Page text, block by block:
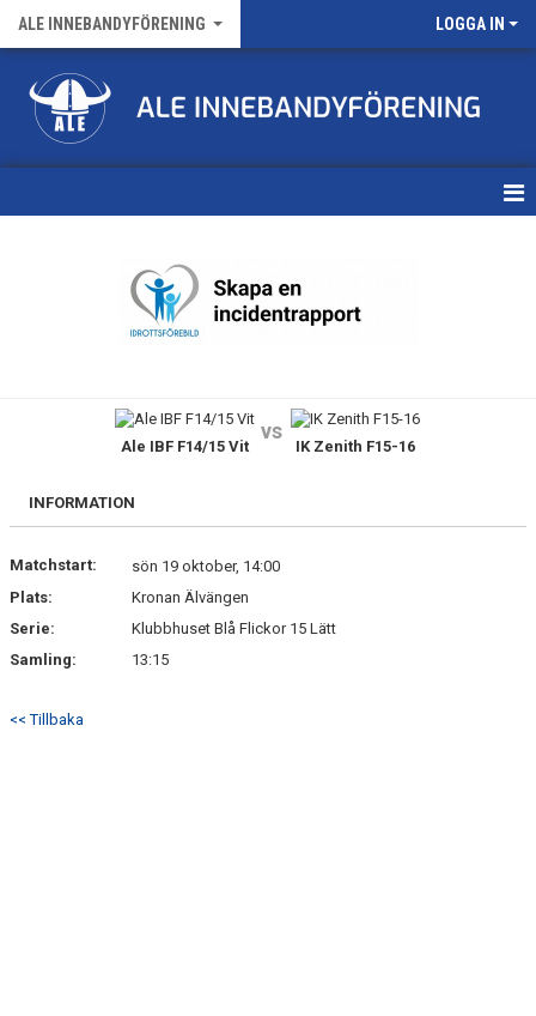
ALE INNEBANDYFÖRENING LOGGA IN
FÖRENINGENS MATCHER
MEDLEMSKAP
Ale IBF F14/15 Vit
vs
IK Zenith F15-16
INFORMATION
Matchstart:
sön 19 oktober, 14:00
Plats:
Kronan Älvängen
Serie:
Klubbhuset Blå Flickor 15 Lätt
Samling:
13:15
<< Tillbaka